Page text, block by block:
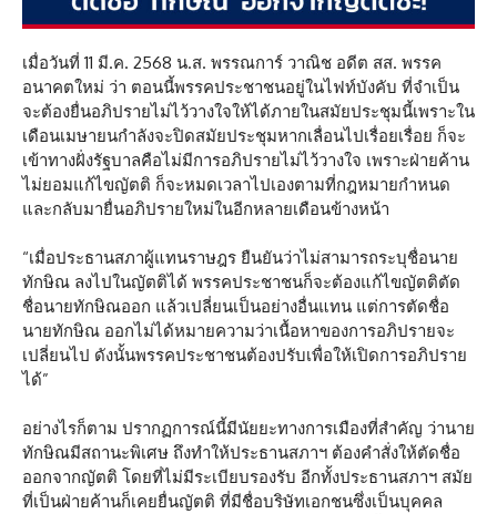
เมื่อวันที่ 11 มี.ค. 2568 น.ส. พรรณการ์ วาณิช อดีต สส. พรรค
อนาคตใหม่ ว่า ตอนนี้พรรคประชาชนอยู่ในไฟท์บังคับ ที่จำเป็น
จะต้องยื่นอภิปรายไม่ไว้วางใจให้ได้ภายในสมัยประชุมนี้เพราะใน
เดือนเมษายนกำลังจะปิดสมัยประชุมหากเลื่อนไปเรื่อยเรื่อย ก็จะ
เข้าทางฝั่งรัฐบาลคือไม่มีการอภิปรายไม่ไว้วางใจ เพราะฝ่ายค้าน
ไม่ยอมแก้ไขญัตติ ก็จะหมดเวลาไปเองตามที่กฎหมายกำหนด
และกลับมายื่นอภิปรายใหม่ในอีกหลายเดือนข้างหน้า
“เมื่อประธานสภาผู้แทนราษฎร ยืนยันว่าไม่สามารถระบุชื่อนาย
ทักษิณ ลงไปในญัตติได้ พรรคประชาชนก็จะต้องแก้ไขญัตติตัด
ชื่อนายทักษิณออก แล้วเปลี่ยนเป็นอย่างอื่นแทน แต่การตัดชื่อ
นายทักษิณ ออกไม่ได้หมายความว่าเนื้อหาของการอภิปรายจะ
เปลี่ยนไป ดังนั้นพรรคประชาชนต้องปรับเพื่อให้เปิดการอภิปราย
ได้”
อย่างไรก็ตาม ปรากฏการณ์นี้มีนัยยะทางการเมืองที่สำคัญ ว่านาย
ทักษิณมีสถานะพิเศษ ถึงทำให้ประธานสภาฯ ต้องคำสั่งให้ตัดชื่อ
ออกจากญัตติ โดยที่ไม่มีระเบียบรองรับ อีกทั้งประธานสภาฯ สมัย
ที่เป็นฝ่ายค้านก็เคยยื่นญัตติ ที่มีชื่อบริษัทเอกชนซึ่งเป็นบุคคล